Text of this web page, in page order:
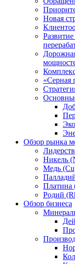
Новая
«Серная
Обзор рынка
Никель
Медь
Платина
Родий
Обзор бизнеса